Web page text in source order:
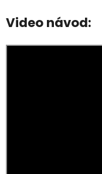
Video návod: